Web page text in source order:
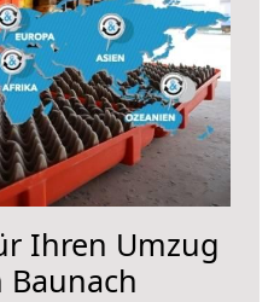
Ihren Umzug